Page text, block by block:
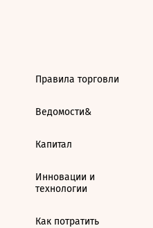
Правила торговли
Ведомости&
Капитал
Инновации и
технологии
Как потратить